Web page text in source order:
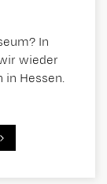
In
wieder
in Hessen.